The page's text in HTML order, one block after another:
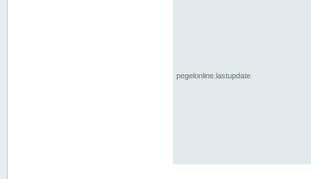
pegelonline.lastupdate